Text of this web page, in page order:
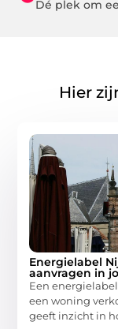
Hier
Energielabel
aanvragen in
Een
een woning
geeft inzicht in